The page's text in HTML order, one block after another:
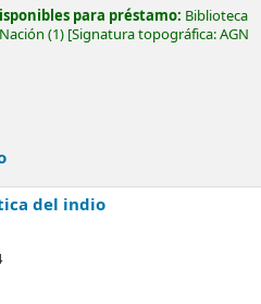
para préstamo: Biblioteca
(1) Signatura topográfica:AGN
del indio